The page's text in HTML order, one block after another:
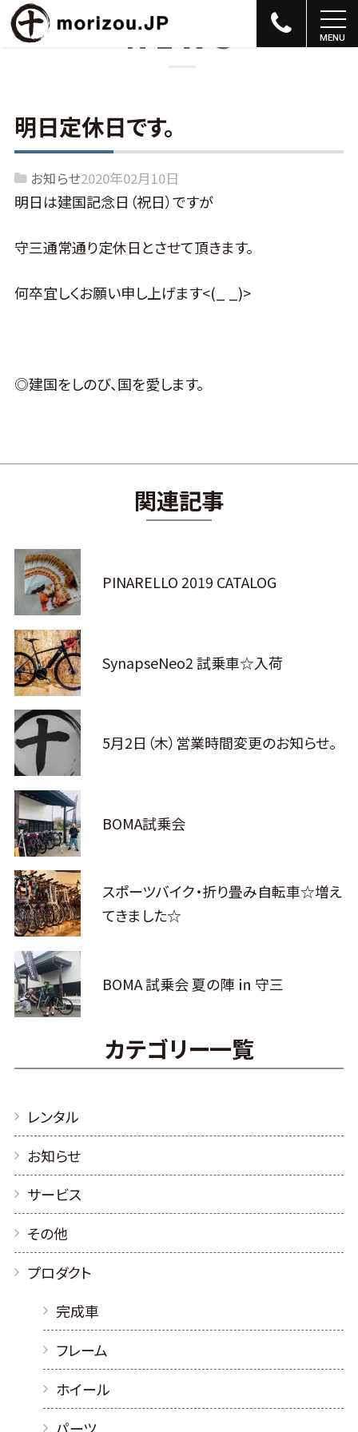
NEWS
明日定休日です。
お知らせ2020年02月10日
明日は建国記念日（祝日）ですが
守三通常通り定休日とさせて頂きます。
何卒宜しくお願い申し上げます<(_ _)>
◎建国をしのび、国を愛します。
関連記事
PINARELLO 2019 CATALOG
SynapseNeo2 試乗車☆入荷
5月2日（木）営業時間変更のお知らせ。
BOMA試乗会
スポーツバイク・折り畳み自転車☆増え
てきました☆
BOMA 試乗会 夏の陣 ㏌ 守三
カテゴリー一覧
レンタル
お知らせ
サービス
その他
プロダクト
完成車
フレーム
ホイール